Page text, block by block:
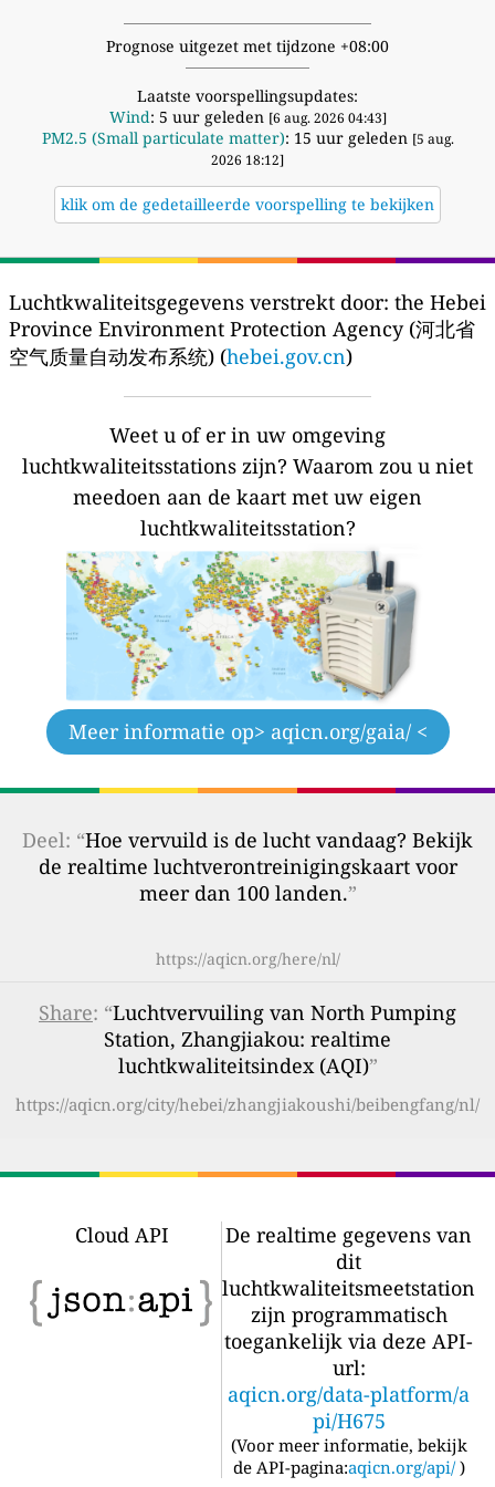
Prognose uitgezet met tijdzone +08:00
Laatste voorspellingsupdates:
Wind: 5 uur geleden [6 aug. 2026 04:43]
PM2.5 (Small particulate matter): 15 uur geleden [5 aug.
2026 18:12]
klik om de gedetailleerde voorspelling te bekijken
Luchtkwaliteitsgegevens verstrekt door: the Hebei
Province Environment Protection Agency (河北省
空气质量自动发布系统) (hebei.gov.cn)
Weet u of er in uw omgeving
luchtkwaliteitsstations zijn? Waarom zou u niet
meedoen aan de kaart met uw eigen
luchtkwaliteitsstation?
Meer informatie op> aqicn.org/gaia/ <
Deel: “Hoe vervuild is de lucht vandaag? Bekijk
de realtime luchtverontreinigingskaart voor
meer dan 100 landen.”
https://aqicn.org/here/nl/
Share: “Luchtvervuiling van North Pumping
Station, Zhangjiakou: realtime
luchtkwaliteitsindex (AQI)”
https://aqicn.org/city/hebei/zhangjiakoushi/beibengfang/nl/
Cloud API
De realtime gegevens van
dit
luchtkwaliteitsmeetstation
zijn programmatisch
toegankelijk via deze API-
url:
aqicn.org/data-platform/a
pi/H675
(Voor meer informatie, bekijk
de API-pagina:aqicn.org/api/ )